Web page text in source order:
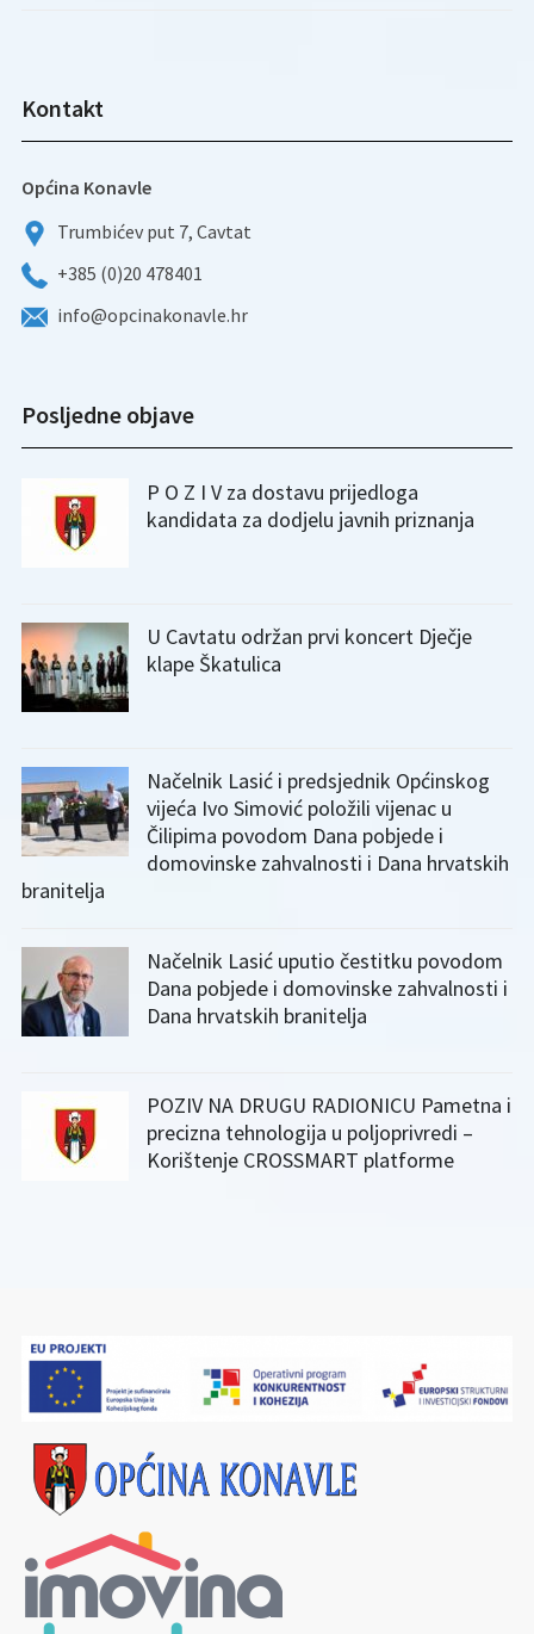
Kontakt
Općina Konavle
Trumbićev put 7, Cavtat
+385 (0)20 478401
info@opcinakonavle.hr
Posljedne objave
P O Z I V za dostavu prijedloga
kandidata za dodjelu javnih priznanja
U Cavtatu održan prvi koncert Dječje
klape Škatulica
Načelnik Lasić i predsjednik Općinskog
vijeća Ivo Simović položili vijenac u
Čilipima povodom Dana pobjede i
domovinske zahvalnosti i Dana hrvatskih
branitelja
Načelnik Lasić uputio čestitku povodom
Dana pobjede i domovinske zahvalnosti i
Dana hrvatskih branitelja
POZIV NA DRUGU RADIONICU Pametna i
precizna tehnologija u poljoprivredi –
Korištenje CROSSMART platforme